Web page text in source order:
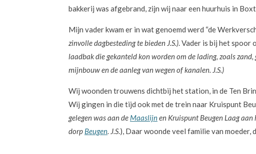
bakkerij was afgebrand, zijn wij naar een huurhuis in
Mijn vader kwam er in wat genoemd werd “de
zinvolle dagbesteding te bieden J.S.). Vader is bij het spoor
laadbak die gekanteld kon worden om de lading, zoals
mijnbouw en de aanleg van wegen of kanalen. J.S.)
Wij woonden trouwens dichtbij het station, in de Ten
Wij gingen in die tijd ook met de trein naar Kruispunt
gelegen was aan de Maaslijnen Kruispunt Beugen Laag aan
dorp Beugen. J.S.), Daar woonde veel familie van moeder,